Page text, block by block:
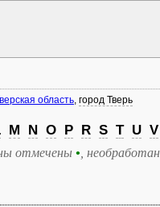
область, город Тверь
M N O P R S T U V
отмечены • ,